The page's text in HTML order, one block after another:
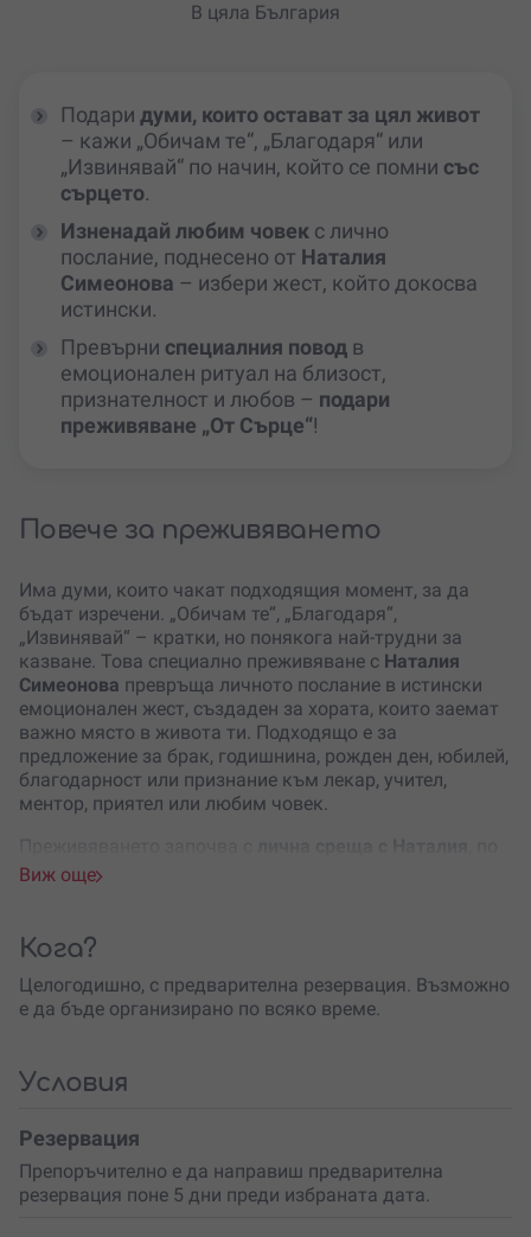
В цяла България
Подари думи, които остават за цял живот
– кажи „Обичам те“, „Благодаря“ или
„Извинявай“ по начин, който се помни със
сърцето.
Изненадай любим човек с лично
послание, поднесено от Наталия
Симеонова – избери жест, който докосва
истински.
Превърни специалния повод в
емоционален ритуал на близост,
признателност и любов – подари
преживяване „От Сърце“!
Повече за преживяването
Има думи, които чакат подходящия момент, за да
бъдат изречени. „Обичам те“, „Благодаря“,
„Извинявай“ – кратки, но понякога най-трудни за
казване. Това специално преживяване с Наталия
Симеонова превръща личното послание в истински
емоционален жест, създаден за хората, които заемат
важно място в живота ти. Подходящо е за
предложение за брак, годишнина, рожден ден, юбилей,
благодарност или признание към лекар, учител,
ментор, приятел или любим човек.
време на която се подготвя твоето
която искаш да разкажеш. Всичко се случва с грижа
към детайла, така че думите да звучат искрено,
естествено и силно.
Срещата е дискретна, без камери, без телевизия и без
за човека, който трябва да го получи. Изненадата
може да бъде поднесена с елегантен букет или
селектирано вино, което допълва жеста с финес.
Виж още
Кога?
Целогодишно, с предварителна резервация. Възможно
е да бъде организирано по всяко време.
Условия
Резервация
Препоръчително е да направиш предварителна
резервация поне 5 дни преди избраната дата.